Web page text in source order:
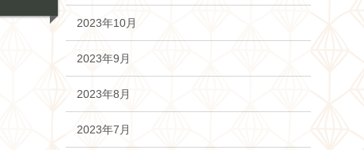
2023年10月
2023年9月
2023年8月
2023年7月